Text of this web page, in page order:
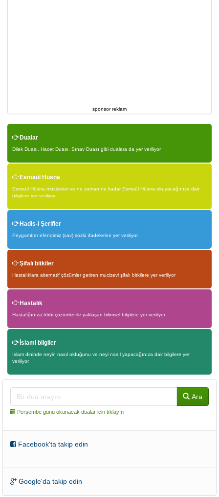
sponsor reklam
Dualar
Dilek Duası, Hacet Duası, Sınav Duası gibi dualara da yer veriliyor
Esmaül Hüsna
Esmaül Hüsna mücizeleri ve ne zaman ne kadar Esmaül Hüsna okuyacağınıza dair
bilgilere yer veriliyor
Hadis-i Şerifler
Peygamber efendimiz (sav) sözlü ifadelerine yer veriliyor
Şifalı bitkiler
Hastalıklara alternatif çözümler getiren mucizevi şifalı bitkilere yer veriliyor
Hastalık
Hastalığınıza tıbbi çözümler ile yaklaşan bilimsel bilgilere yer veriliyor
İslami bilgiler
İslam dininde neyin nasıl olduğunu ve neyi nasıl yapacağınıza dair bilgilere yer
veriliyor
Ara
Perşembe günü okunacak dualar için tıklayın
Facebook'ta takip edin
Google'da takip edin